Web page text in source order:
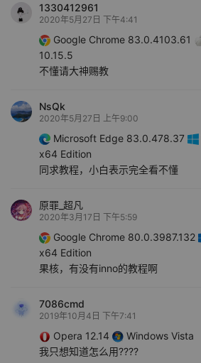
1330412961
2020年5月27日 下午4:41
Google Chrome 83.0.4103.61
10.15.5
不懂请大神赐教
NsQk
2020年5月27日 上午9:00
Microsoft Edge 83.0.478.37
x64 Edition
同求教程，小白表示完全看不懂
原罪_超凡
2020年3月17日 下午5:59
Google Chrome 80.0.3987.132
x64 Edition
果核，有没有inno的教程啊
7086cmd
2019年10月4日 下午7:41
Opera 12.14
Windows Vista
我只想知道怎么用????